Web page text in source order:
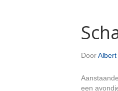
DoorAlbert
een